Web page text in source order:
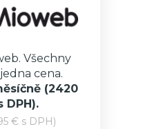
Všechny
cena.
(2420
DPH).
€ s DPH)